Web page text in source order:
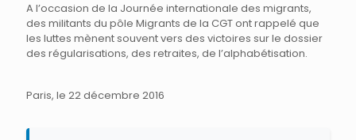
A l’occasion de la Journée internationale des migrants,
des militants du pôle Migrants de la CGT ont rappelé que
les luttes mènent souvent vers des victoires sur le dossier
des régularisations, des retraites, de l’alphabétisation.
Paris, le 22 décembre 2016